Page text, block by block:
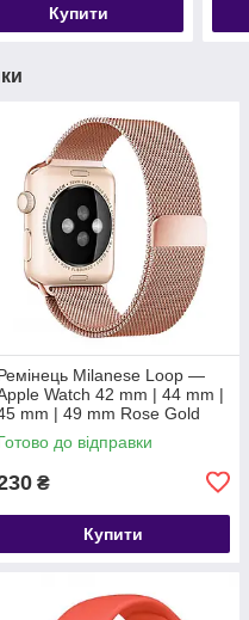
Купити
Milanese Loop —
Watch 42 mm | 44 mm |
mm | 49 mm Rose Gold
до відправки
₴
Купити